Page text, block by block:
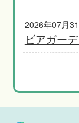
2026年07月
ビアガー